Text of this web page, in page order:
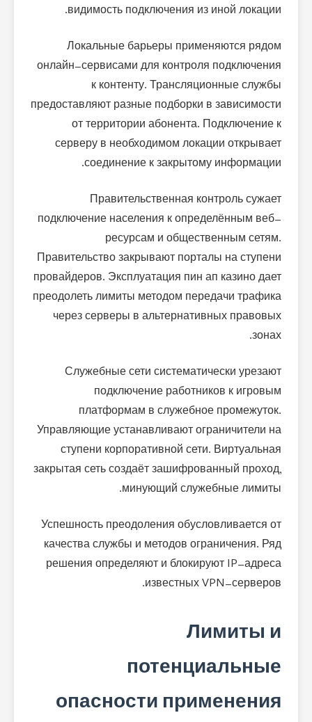
видимость подключения из иной локации.
Локальные барьеры применяются рядом
онлайн-сервисами для контроля подключения
к контенту. Трансляционные службы
предоставляют разные подборки в зависимости
от территории абонента. Подключение к
серверу в необходимом локации открывает
соединение к закрытому информации.
Правительственная контроль сужает
подключение населения к определённым веб-
ресурсам и общественным сетям.
Правительство закрывают порталы на ступени
провайдеров. Эксплуатация пин ап казино дает
преодолеть лимиты методом передачи трафика
через серверы в альтернативных правовых
зонах.
Служебные сети систематически урезают
подключение работников к игровым
платформам в служебное промежуток.
Управляющие устанавливают ограничители на
ступени корпоративной сети. Виртуальная
закрытая сеть создаёт зашифрованный проход,
минующий служебные лимиты.
Успешность преодоления обусловливается от
качества службы и методов ограничения. Ряд
решения определяют и блокируют IP-адреса
известных VPN-серверов.
Лимиты и
потенциальные
опасности применения